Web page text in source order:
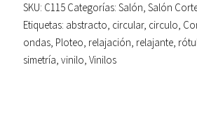
SKU: C115 Categorías:Salón,Salón
Etiquetas: abstracto, circular, circulo,
ondas, Ploteo, relajación, relajante,
simetría,vinilo,Vinilos